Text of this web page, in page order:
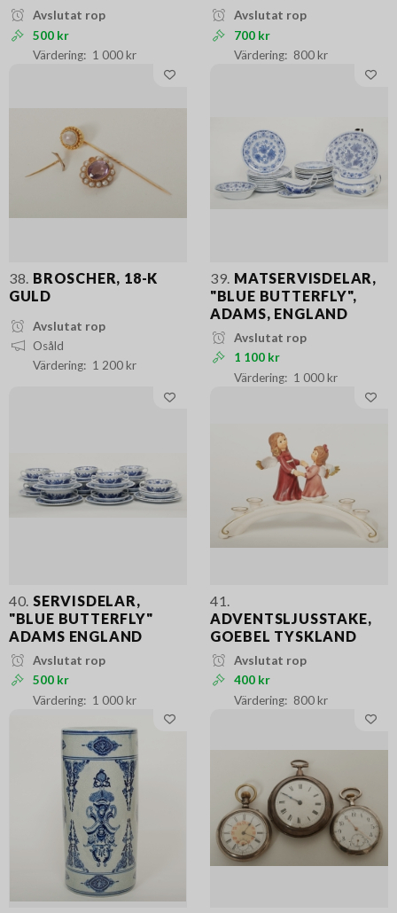
Avslutat rop
500 kr
1 000 kr
Avslutat rop
700 kr
800 kr
38. BROSCHER, 18-K
GULD
Avslutat rop
Osåld
1 200 kr
39. MATSERVISDELAR,
"BLUE BUTTERFLY",
ADAMS, ENGLAND
Avslutat rop
1 100 kr
1 000 kr
40. SERVISDELAR,
"BLUE BUTTERFLY"
ADAMS ENGLAND
Avslutat rop
500 kr
1 000 kr
41.
ADVENTSLJUSSTAKE,
GOEBEL TYSKLAND
Avslutat rop
400 kr
800 kr